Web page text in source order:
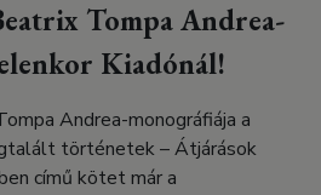
Tompa Andrea-
Kiadónál!
Andrea-monográfiája a
történetek – Átjárások
című kötet már a